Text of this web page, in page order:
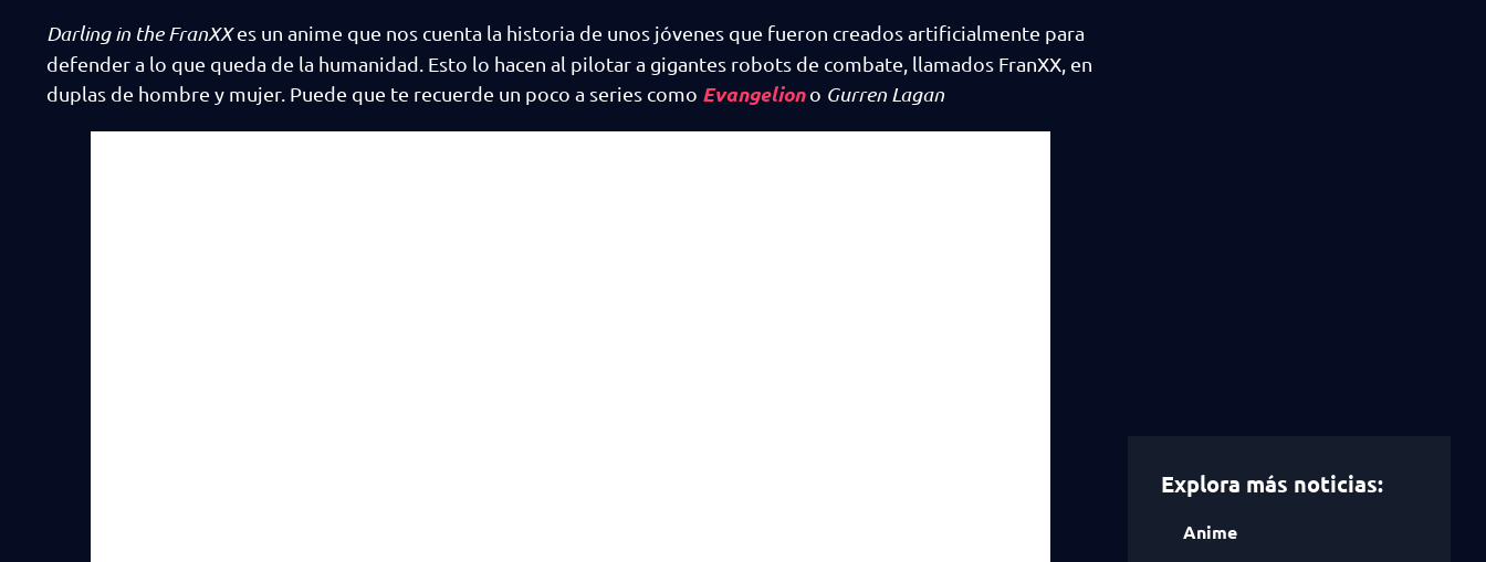
Darling in the FranXXes un anime que nos cuenta la historia de unos jóvenes que fueron creados artificialmente para
defender a lo que queda de la humanidad. Esto lo hacen al pilotar a gigantes robots de combate, llamados FranXX, en
duplas de hombre y mujer. Puede que te recuerde un poco a series como Evangeliono Gurren Lagan
Explora más noticias:
Anime